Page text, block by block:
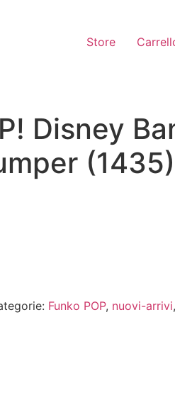
Store
Disney
(1435)
Funko POP, nuovi-arrivi,